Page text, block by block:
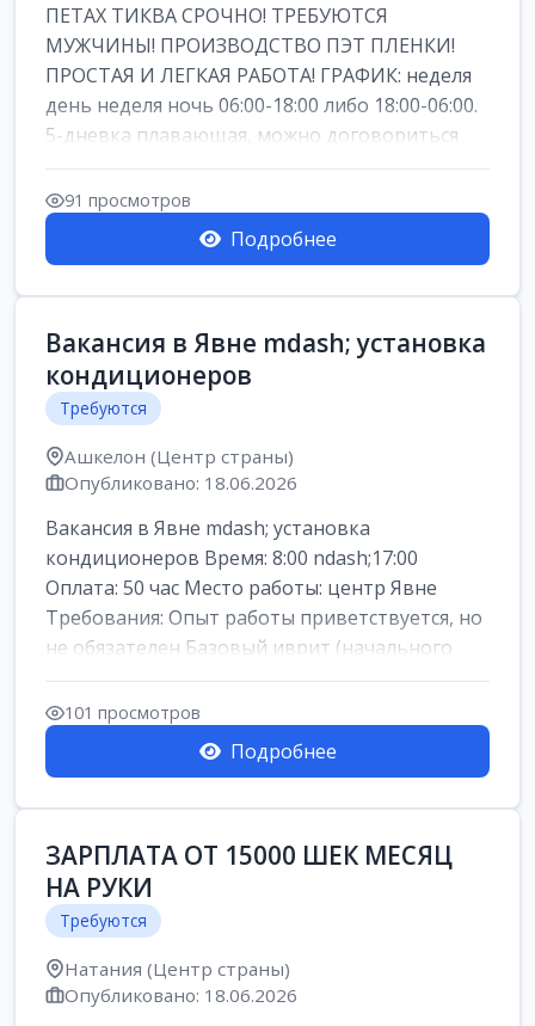
ПЕТАХ ТИКВА СРОЧНО! ТРЕБУЮТСЯ
МУЖЧИНЫ! ПРОИЗВОДСТВО ПЭТ ПЛЕНКИ!
ПРОСТАЯ И ЛЕГКАЯ РАБОТА! ГРАФИК: неделя
день неделя ночь 06:00-18:00 либо 18:00-06:00.
5-дневка плавающая, можно договориться
работать б...
91 просмотров
Подробнее
Вакансия в Явне mdash; установка
кондиционеров
Требуются
Ашкелон (Центр страны)
Опубликовано: 18.06.2026
Вакансия в Явне mdash; установка
кондиционеров Время: 8:00 ndash;17:00
Оплата: 50 час Место работы: центр Явне
Требования: Опыт работы приветствуется, но
не обязателен Базовый иврит (начального
уровня...
101 просмотров
Подробнее
ЗАРПЛАТА ОТ 15000 ШЕК МЕСЯЦ
НА РУКИ
Требуются
Натания (Центр страны)
Опубликовано: 18.06.2026